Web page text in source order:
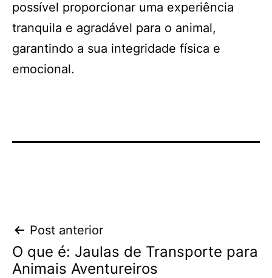
possível proporcionar uma experiência
tranquila e agradável para o animal,
garantindo a sua integridade física e
emocional.
Navegação
de
Post anterior
O que é: Jaulas de Transporte para
Animais Aventureiros